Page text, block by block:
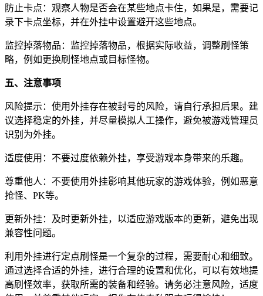
防止卡点：观察人物是否会在某些地点卡住，如果是，需要记
录下卡点坐标，并在外挂中设置避开这些地点。
监控掉落物品：监控掉落物品，根据实际收益，调整刷怪策
略，例如更换刷怪地点或目标怪物。
五、注意事项
风险提示：使用外挂存在被封号的风险，请自行承担后果。建
议选择稳定的外挂，并尽量模拟人工操作，避免被游戏管理员
识别为外挂。
适度使用：不要过度依赖外挂，享受游戏本身带来的乐趣。
尊重他人：不要使用外挂影响其他玩家的游戏体验，例如恶意
抢怪、PK等。
更新外挂：及时更新外挂，以适应游戏版本的更新，避免出现
兼容性问题。
利用外挂进行定点刷怪是一个复杂的过程，需要耐心和细致。
通过选择合适的外挂，进行合理的设置和优化，可以有效地提
高刷怪效率，获取所需的装备和经验。请务必注意风险，适度